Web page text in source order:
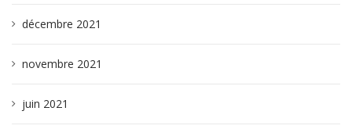
décembre 2021
novembre 2021
juin 2021